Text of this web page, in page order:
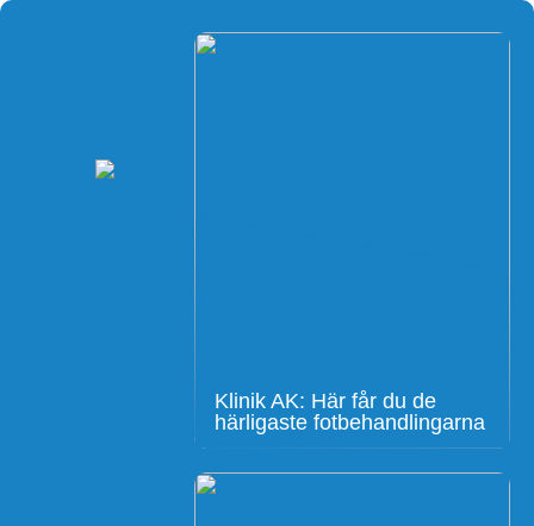
Klinik AK: Här får du de
härligaste fotbehandlingarna